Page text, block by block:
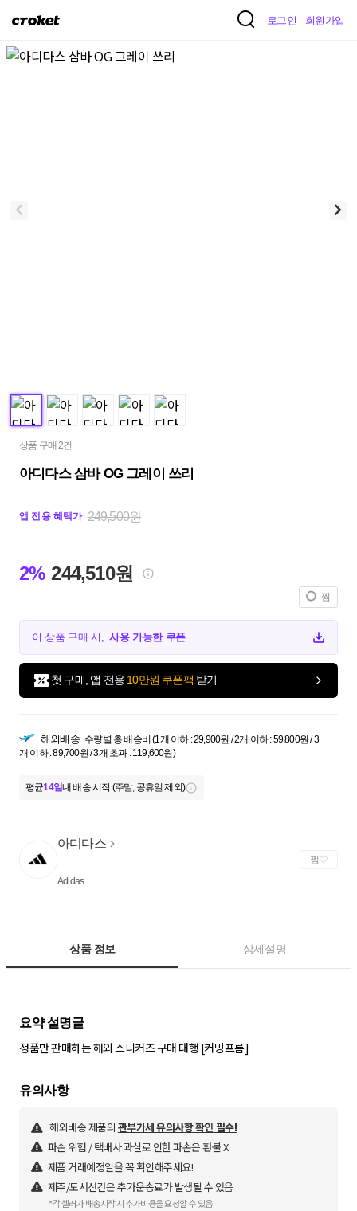
크
켓
로그인 회원가입
상품 구매 2건
아디다스 삼바 OG 그레이 쓰리
앱 전용 혜택가 249,500원
2% 244,510원
찜
이 상품 구매 시,사용 가능한 쿠폰
첫 구매, 앱 전용 10만원 쿠폰팩 받기
해외배송 수량별 총 배송비 (1개 이하 : 29,900원 / 2개 이하 : 59,800원 / 3
개 이하 : 89,700원 / 3개 초과 : 119,600원)
평균14일내 배송 시작 (주말, 공휴일 제외)
아디다스
Adidas
찜
상품 정보 상세설명
요약 설명글
정품만 판매하는 해외 스니커즈 구매 대행 [커밍프롬]
유의사항
해외배송 제품의 관부가세 유의사항 확인 필수!
파손 위험 / 택배사 과실로 인한 파손은 환불 X
제품 거래예정일을 꼭 확인해주세요!
제주/도서산간은 추가운송료가 발생될 수 있음
*각 셀러가 배송시작 시 추가비용을 요청할 수 있음